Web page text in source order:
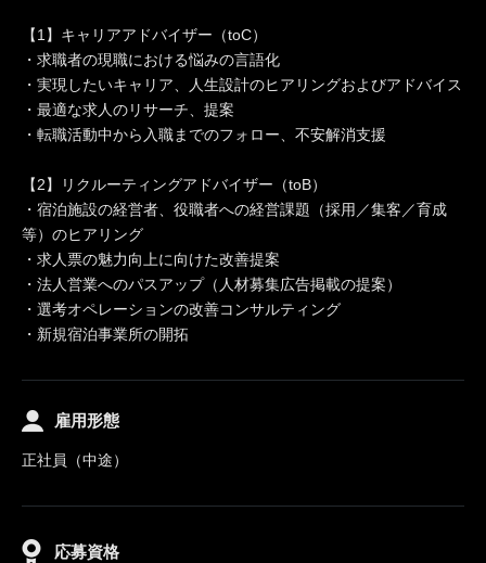
【1】キャリアアドバイザー（toC）
・求職者の現職における悩みの言語化
・実現したいキャリア、人生設計のヒアリングおよびアドバイス
・最適な求人のリサーチ、提案
・転職活動中から入職までのフォロー、不安解消支援
【2】リクルーティングアドバイザー（toB）
・宿泊施設の経営者、役職者への経営課題（採用／集客／育成
等）のヒアリング
・求人票の魅力向上に向けた改善提案
・法人営業へのパスアップ（人材募集広告掲載の提案）
・選考オペレーションの改善コンサルティング
・新規宿泊事業所の開拓
雇用形態
正社員（中途）
応募資格